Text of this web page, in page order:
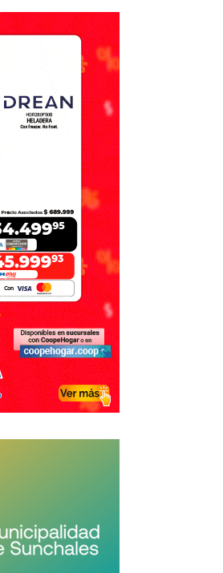
de los usuarios entiende el
(65%).
(61%).
cuando se trata de productos
ya quesolo el 47% comprende
de ahorro y apenas el 33%
de una cuenta corriente